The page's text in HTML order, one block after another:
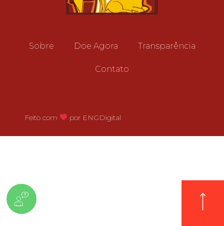
Sobre Doe Agora Transparência
Contato
Feito com por ENGDigital